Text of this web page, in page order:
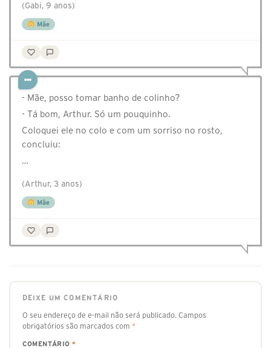
(Gabi, 9 anos)
Mãe
- Mãe, posso tomar banho de colinho?
- Tá bom, Arthur. Só um pouquinho.
Coloquei ele no colo e com um sorriso no rosto,
concluiu:
…
(Arthur, 3 anos)
Mãe
DEIXE UM COMENTÁRIO
O seu endereço de e-mail não será publicado. Campos
obrigatórios são marcados com *
COMENTÁRIO *